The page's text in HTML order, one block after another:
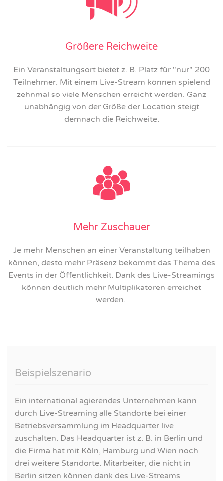
Größere Reichweite
Ein Veranstaltungsort bietet z. B. Platz für "nur" 200
Teilnehmer. Mit einem Live-Stream können spielend
zehnmal so viele Menschen erreicht werden. Ganz
unabhängig von der Größe der Location steigt
demnach die Reichweite.
Mehr Zuschauer
Je mehr Menschen an einer Veranstaltung teilhaben
können, desto mehr Präsenz bekommt das Thema des
Events in der Öffentlichkeit. Dank des Live-Streamings
können deutlich mehr Multiplikatoren erreichet
werden.
Beispielszenario
Ein international agierendes Unternehmen kann
durch Live-Streaming alle Standorte bei einer
Betriebsversammlung im Headquarter live
zuschalten. Das Headquarter ist z. B. in Berlin und
die Firma hat mit Köln, Hamburg und Wien noch
drei weitere Standorte. Mitarbeiter, die nicht in
Berlin sitzen können dank des Live-Streams